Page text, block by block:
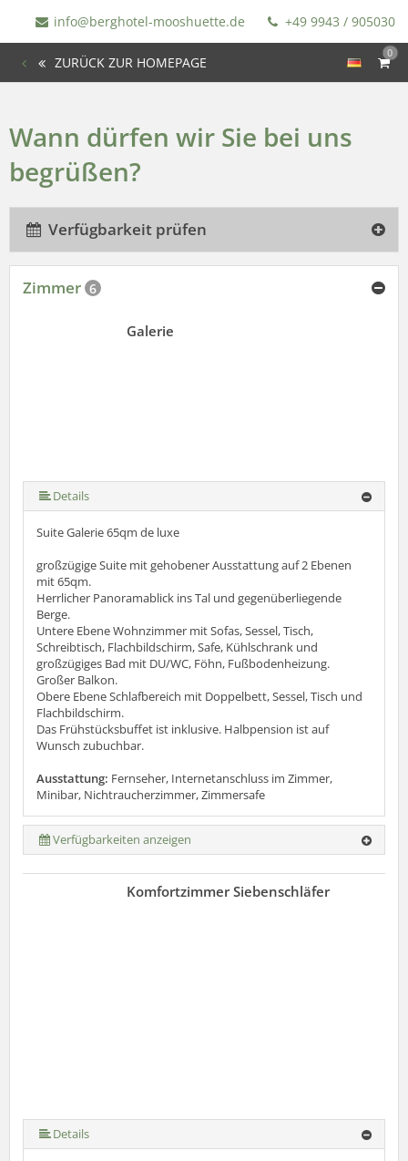
info@berghotel-mooshuette.de +49 9943 / 905030
0
ZURÜCK ZUR HOMEPAGE
Wann dürfen wir Sie bei uns
begrüßen?
Verfügbarkeit prüfen
Zimmer 6
Galerie
Details
Suite Galerie 65qm de luxe
großzügige Suite mit gehobener Ausstattung auf 2 Ebenen
mit 65qm.
Herrlicher Panoramablick ins Tal und gegenüberliegende
Berge.
Untere Ebene Wohnzimmer mit Sofas, Sessel, Tisch,
Schreibtisch, Flachbildschirm, Safe, Kühlschrank und
großzügiges Bad mit DU/WC, Föhn, Fußbodenheizung.
Großer Balkon.
Obere Ebene Schlafbereich mit Doppelbett, Sessel, Tisch und
Flachbildschirm.
Das Frühstücksbuffet ist inklusive. Halbpension ist auf
Wunsch zubuchbar.
Ausstattung: Fernseher, Internetanschluss im Zimmer,
Minibar, Nichtraucherzimmer, Zimmersafe
Verfügbarkeiten anzeigen
Komfortzimmer Siebenschläfer
Details